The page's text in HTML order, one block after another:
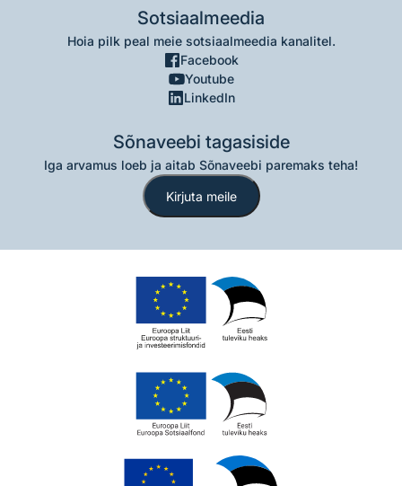
Sotsiaalmeedia
Hoia pilk peal meie sotsiaalmeedia kanalitel.
Facebook
Youtube
LinkedIn
Sõnaveebi tagasiside
Iga arvamus loeb ja aitab Sõnaveebi paremaks teha!
Kirjuta meile